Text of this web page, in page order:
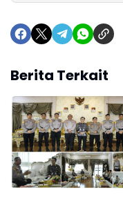
Berita Terkait